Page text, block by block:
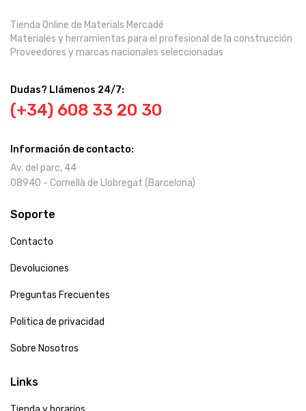
Tienda Online de Materials Mercadé
Materiales y herramientas para el profesional de la construcción
Proveedores y marcas nacionales seleccionadas
Dudas? Llámenos 24/7:
(+34) 608 33 20 30
Información de contacto:
Av. del parc, 44
08940 - Cornellà de Llobregat (Barcelona)
Soporte
Contacto
Devoluciones
Preguntas Frecuentes
Politica de privacidad
Sobre Nosotros
Links